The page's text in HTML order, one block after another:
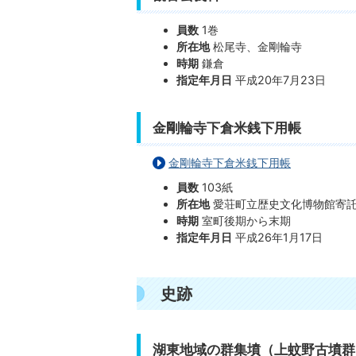
員数 1巻
所在地松尾寺、金剛輪寺
時期 鎌倉
指定年月日 平成20年7月23日
金剛輪寺下倉米銭下用帳
金剛輪寺下倉米銭下用帳
員数 103紙
所在地愛荘町立歴史文化博物館寄
時期 室町後期から末期
指定年月日 平成26年1月17日
史跡
湖東地域の群集墳（上蚊野古墳